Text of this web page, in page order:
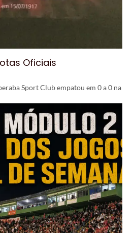
Oficiais
Sport Club empatou em 0 a 0 na